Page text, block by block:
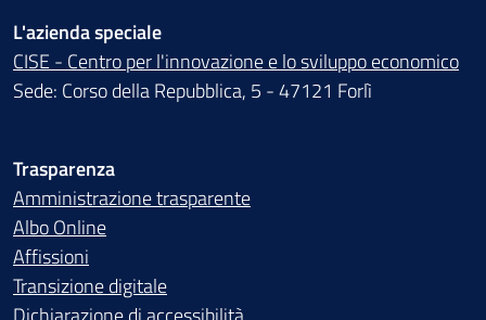
L'azienda speciale
CISE - Centro per l'innovazione e lo sviluppo economico
Sede: Corso della Repubblica, 5 - 47121 Forlì
Trasparenza
Amministrazione trasparente
Albo Online
Affissioni
Transizione digitale